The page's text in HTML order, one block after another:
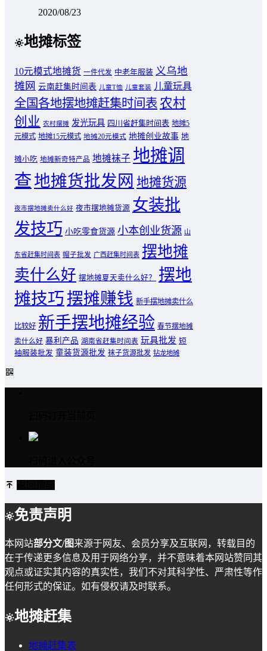
2020/08/23
地摊标签
10元模式地摊货 一件代发 中老年服装 义乌地
摊网 云南赶集时间表 儿童T恤 儿童套装 儿童玩具
全国各地摆地摊赶集时间表 农村
创业 农村摆摊 发光玩具 四川省赶集时间表 地摊5
元模式 地摊15元模式 地摊20元模式 地摊创业故事 地
摊小吃 地摊新奇特产品 地摊袜子 地摊调
查地摊货批发网 地摊货源
夜市摆地摊卖什么好 夜市摆地摊货源 女装批
发技巧 小吃零食货源 小本创业货源 山
东省赶集时间表 帽子批发 广西赶集时间表 摆地摊
卖什么好 摆地摊夏天卖什么好？
摆地
摊技巧摆摊赚钱 新手摆地摊卖什么
比较好 新手摆地摊经验 春节摆地摊
卖什么好 暴利产品 湖南省赶集时间表 玩具批发 短
袖服装批发 童装货源批发 袜子货源批发 钻龙地摊
免责声明
本网站部分文/图来源于网友、会员分享及互联网，转载目的
在于传递更多信息及用于网络分享，并不意味着本网站赞同其
观点或证实其内容的真实性，我们不对其科学性、严肃性等作
任何形式的保证。如有侵权请及时联系。
地摊赶集
地摊赶集表